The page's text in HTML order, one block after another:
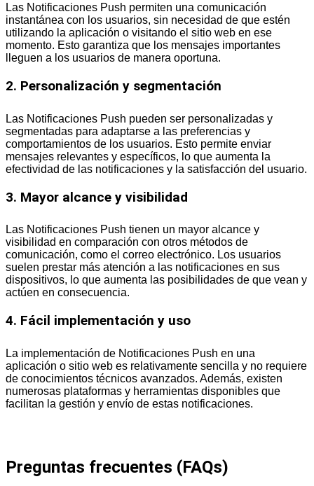
Las Notificaciones Push permiten una comunicación
instantánea con los usuarios, sin necesidad de que estén
utilizando la aplicación o visitando el sitio web en ese
momento. Esto garantiza que los mensajes importantes
lleguen a los usuarios de manera oportuna.
2. Personalización y segmentación
Las Notificaciones Push pueden ser personalizadas y
segmentadas para adaptarse a las preferencias y
comportamientos de los usuarios. Esto permite enviar
mensajes relevantes y específicos, lo que aumenta la
efectividad de las notificaciones y la satisfacción del usuario.
3. Mayor alcance y visibilidad
Las Notificaciones Push tienen un mayor alcance y
visibilidad en comparación con otros métodos de
comunicación, como el correo electrónico. Los usuarios
suelen prestar más atención a las notificaciones en sus
dispositivos, lo que aumenta las posibilidades de que vean y
actúen en consecuencia.
4. Fácil implementación y uso
La implementación de Notificaciones Push en una
aplicación o sitio web es relativamente sencilla y no requiere
de conocimientos técnicos avanzados. Además, existen
numerosas plataformas y herramientas disponibles que
facilitan la gestión y envío de estas notificaciones.
Preguntas frecuentes (FAQs)